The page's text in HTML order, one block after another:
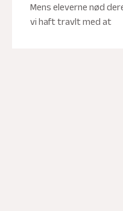
Mens eleverne nød
vi haft travlt med at